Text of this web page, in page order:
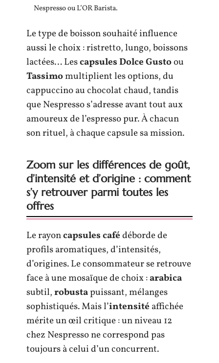
Nespresso ou L’OR Barista.
Le type de boisson souhaité influence
aussi le choix : ristretto, lungo, boissons
lactées… Lescapsules Dolce Gustoou
Tassimomultiplient les options, du
cappuccino au chocolat chaud, tandis
que Nespresso s’adresse avant tout aux
amoureux de l’espresso pur. À chacun
son rituel, à chaque capsule sa mission.
Zoom sur les différences de goût,
d’intensité et d’origine : comment
s’y retrouver parmi toutes les
offres
Le rayoncapsules cafédéborde de
profils aromatiques, d’intensités,
d’origines. Le consommateur se retrouve
face à une mosaïque de choix :arabica
subtil,robustapuissant, mélanges
sophistiqués. Mais l’intensité affichée
mérite un œil critique : un niveau 12
chez Nespresso ne correspond pas
toujours à celui d’un concurrent.